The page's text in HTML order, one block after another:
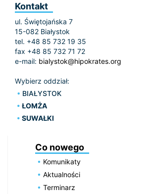
Kontakt
ul. Świętojańska 7
15-082 Białystok
tel. +48 85 732 19 35
fax +48 85 732 71 72
e-mail: bialystok@hipokrates.org
Wybierz oddział:
BIAŁYSTOK
ŁOMŻA
SUWAŁKI
Co nowego
Komunikaty
Aktualności
Terminarz